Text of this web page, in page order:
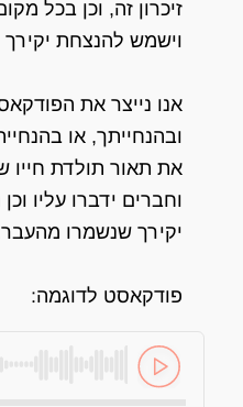
זיכרון זה, וכן בכל
וישמש להנצחת
אנו נייצר את
ובהנחייתך, או
את תאור תולדת חייו
וחברים ידברו עליו
יקירך שנשמרו
פודקאסט לדוגמה: